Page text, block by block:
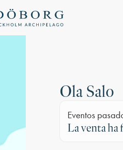
Ola Salo
Eventos
La venta ha